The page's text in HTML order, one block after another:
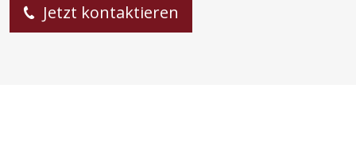
Jetzt kontaktieren